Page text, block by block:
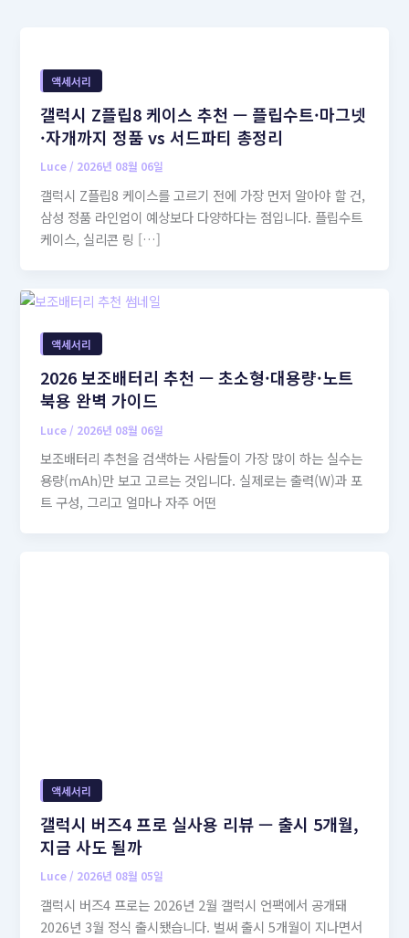
액세서리
갤럭시 Z플립8 케이스 추천 — 플립수트·마그넷
·자개까지 정품 vs 서드파티 총정리
Luce/ 2026년 08월 06일
갤럭시 Z플립8 케이스를 고르기 전에 가장 먼저 알아야 할 건,
삼성 정품 라인업이 예상보다 다양하다는 점입니다. 플립수트
케이스, 실리콘 링 […]
액세서리
2026 보조배터리 추천 — 초소형·대용량·노트
북용 완벽 가이드
Luce / 2026년 08월 06일
보조배터리 추천을 검색하는 사람들이 가장 많이 하는 실수는
용량(mAh)만 보고 고르는 것입니다. 실제로는 출력(W)과 포
트 구성, 그리고 얼마나 자주 어떤
액세서리
갤럭시 버즈4 프로 실사용 리뷰 — 출시 5개월,
지금 사도 될까
Luce / 2026년 08월 05일
갤럭시 버즈4 프로는 2026년 2월 갤럭시 언팩에서 공개돼
2026년 3월 정식 출시됐습니다. 벌써 출시 5개월이 지나면서